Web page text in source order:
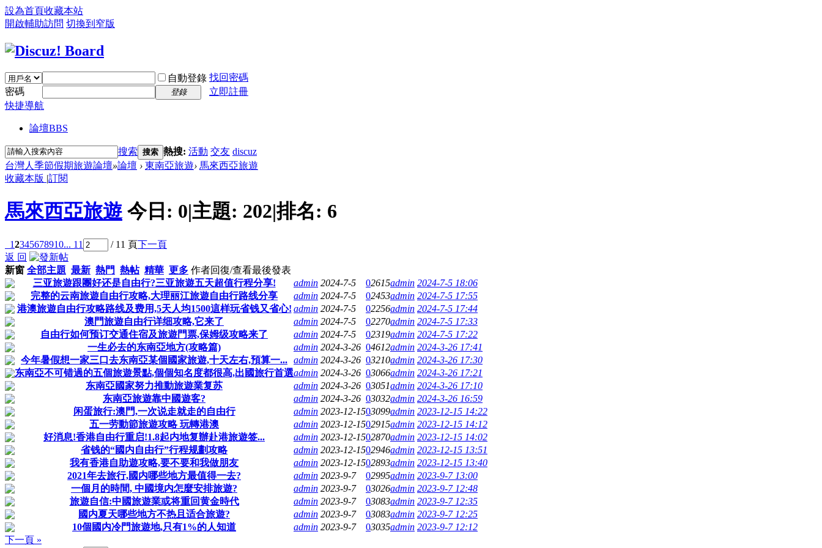
設為首頁收藏本站
開啟輔助訪問 切換到窄版
自動登錄 找回密碼
密碼
登錄
立即註冊
快捷導航
論壇BBS
搜索 搜索 熱搜: 活動 交友 discuz
台灣人季節假期旅遊論壇»論壇 › 東南亞旅遊› 馬來西亞旅遊
收藏本版 |訂閱
馬來西亞旅遊 今日: 0|主題: 202|排名: 6
12345678910... 11 / 11 頁下一頁
返 回
新窗 全部主題 最新 熱門 熱帖 精華 更多 作者回復/查看最後發表
三亚旅遊跟團好还是自由行?三亚旅遊五天超值行程分享!
admin 2024-7-5 02615admin 2024-7-5 18:06
完整的云南旅遊自由行攻略,大理丽江旅遊自由行路线分享
admin 2024-7-5 02453admin 2024-7-5 17:55
港澳旅遊自由行攻略路线及费用,5天人均1500這样玩省钱又省心! admin 2024-7-5 02256admin 2024-7-5 17:44
澳門旅遊自由行详细攻略,它来了
admin 2024-7-5 02270admin 2024-7-5 17:33
自由行如何预订交通住宿及旅遊門票,保姆级攻略来了
admin 2024-7-5 02319admin 2024-7-5 17:22
一生必去的东南亞地方(攻略篇)
admin 2024-3-26 04612admin 2024-3-26 17:41
今年暑假想一家三口去东南亞某個國家旅遊,十天左右,預算一... admin 2024-3-26 03210admin 2024-3-26 17:30
东南亞不可错過的五個旅遊景點,個個知名度都很高,出國旅行首選admin 2024-3-26 03066admin 2024-3-26 17:21
东南亞國家努力推動旅遊業复苏
admin 2024-3-26 03051admin 2024-3-26 17:10
东南亞旅遊靠中國遊客?
admin 2024-3-26 03032admin 2024-3-26 16:59
闲蛋旅行:澳門,一次说走就走的自由行
admin 2023-12-1503099admin 2023-12-15 14:22
五一劳動節旅遊攻略 玩轉港澳
admin 2023-12-1502915admin 2023-12-15 14:12
好消息!香港自由行重启!1.8起内地复辦赴港旅遊签...
admin 2023-12-1502870admin 2023-12-15 14:02
省钱的“國内自由行”行程规劃攻略
admin 2023-12-1502946admin 2023-12-15 13:51
我有香港自助遊攻略,要不要和我做朋友
admin 2023-12-1502893admin 2023-12-15 13:40
2021年去旅行,國内哪些地方最值得一去?
admin 2023-9-7 02995admin 2023-9-7 13:00
一個月的時間, 中國境内怎麼安排旅遊?
admin 2023-9-7 03026admin 2023-9-7 12:48
旅遊自信:中國旅遊業或将重回黄金時代
admin 2023-9-7 03083admin 2023-9-7 12:35
國内夏天哪些地方不热且适合旅遊?
admin 2023-9-7 03083admin 2023-9-7 12:25
10個國内冷門旅遊地,只有1%的人知道
admin 2023-9-7 03035admin 2023-9-7 12:12
下一頁 »